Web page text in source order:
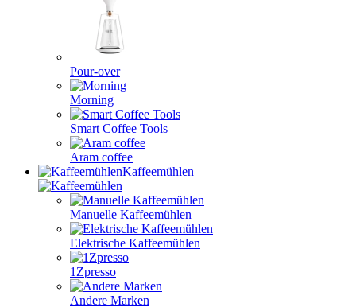
Pour-over
Morning
Smart Coffee Tools
Aram coffee
Kaffeemühlen
Manuelle Kaffeemühlen
Elektrische Kaffeemühlen
1Zpresso
Andere Marken